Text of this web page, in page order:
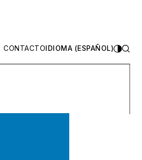
CONTACTOIDIOMA (ESPAÑOL)